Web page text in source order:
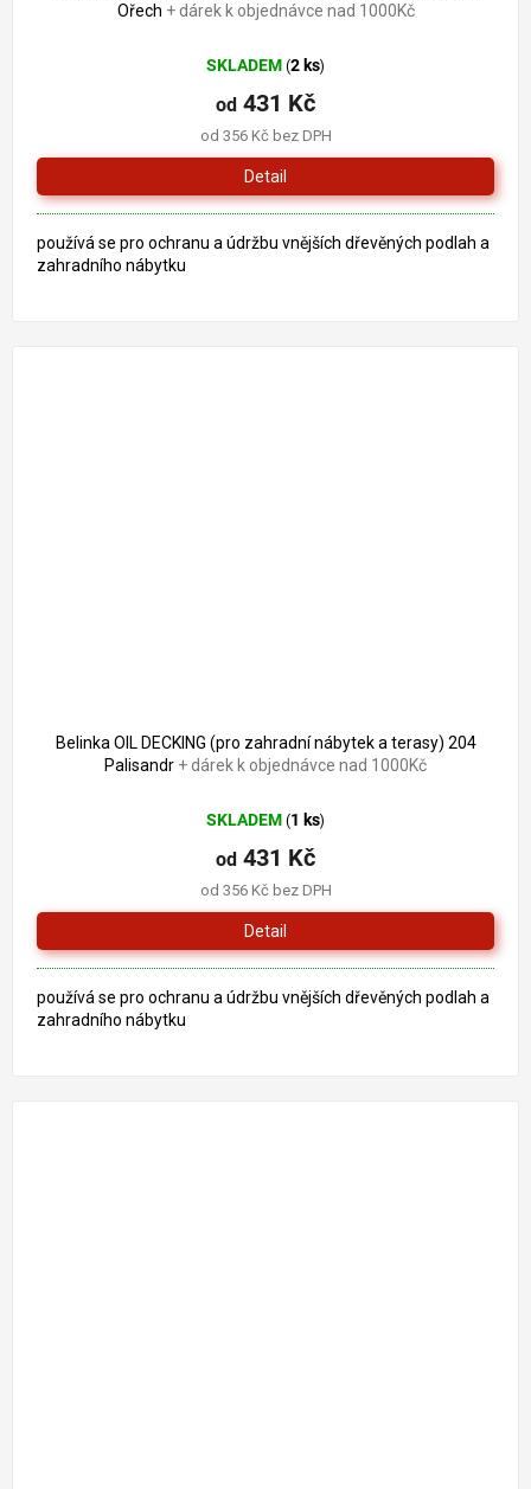
Ořech + dárek k objednávce nad 1000Kč
SKLADEM (2 ks)
od 356 Kč bez DPH
od 431 Kč
Detail
používá se pro ochranu a údržbu vnějších dřevěných podlah a
zahradního nábytku
Belinka OIL DECKING (pro zahradní nábytek a terasy) 204
Palisandr + dárek k objednávce nad 1000Kč
SKLADEM (1 ks)
od 356 Kč bez DPH
od 431 Kč
Detail
používá se pro ochranu a údržbu vnějších dřevěných podlah a
zahradního nábytku